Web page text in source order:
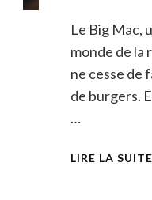
Le Big Mac,
monde de la
ne cesse de
de burgers.
…
LIRE LA SUITE